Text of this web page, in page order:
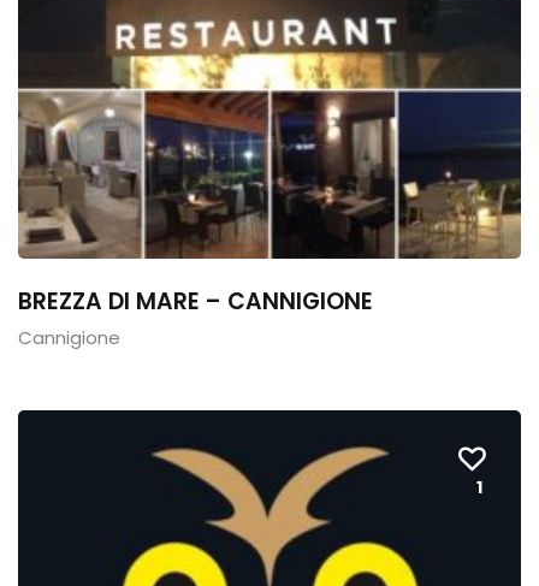
BREZZA DI MARE – CANNIGIONE
Cannigione
1